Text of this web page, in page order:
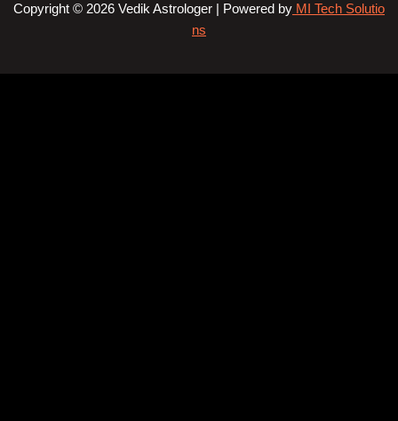
Copyright © 2026 Vedik Astrologer | Powered by MI Tech Solutio
ns